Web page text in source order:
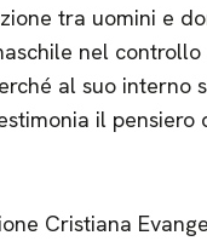
tra uomini e
nel
al suo interno
il
Cristiana